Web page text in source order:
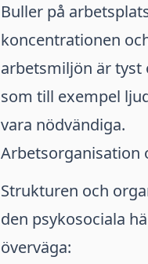
Buller på
koncentrationen
arbetsmiljön är tyst
som till exempel
vara nödvändiga.
Arbetsorganisation
Strukturen och
den psykosociala
överväga: